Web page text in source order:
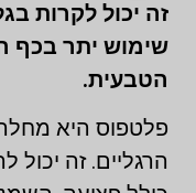
זה יכול לקרות
שימוש יתר בכף
הטבעית.
פלטפוס היא
הרגליים. זה יכול